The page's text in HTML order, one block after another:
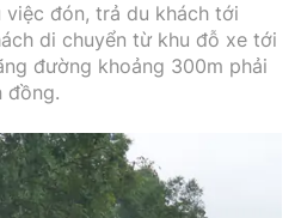
đón, trả du khách tới
di chuyển từ khu đỗ xe tới
đường khoảng 300m phải
đồng.